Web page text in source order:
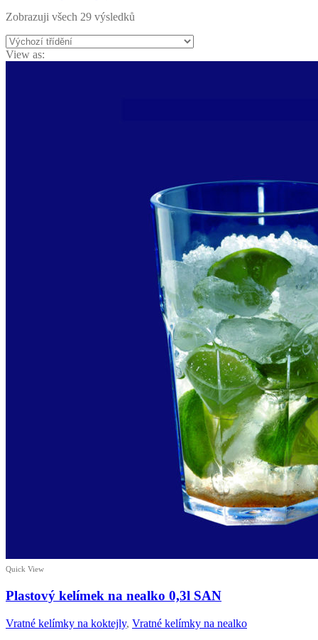
Zobrazuji všech 29 výsledků
View as:
Quick View
Plastový kelímek na nealko 0,3l SAN
Vratné kelímky na koktejly, Vratné kelímky na nealko